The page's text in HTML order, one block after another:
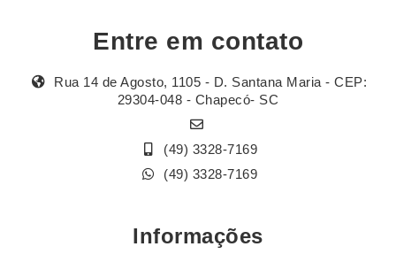
Entre em contato
Rua 14 de Agosto, 1105 - D. Santana Maria - CEP:
29304-048 - Chapecó- SC
(49) 3328-7169
(49) 3328-7169
Informações